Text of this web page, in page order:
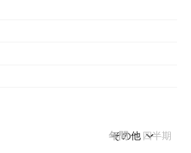
年間 四半期
その他